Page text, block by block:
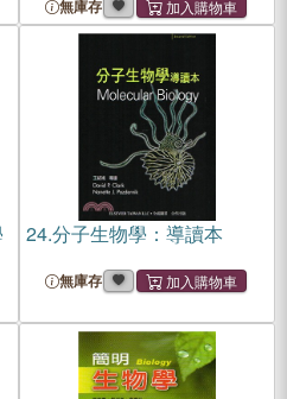
無庫存
24.分子生物學：導讀本
無庫存